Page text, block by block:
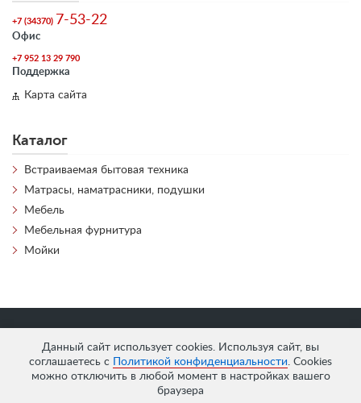
Данный сайт использует cookies. Используя сайт, вы
соглашаетесь с
Политикой конфиденциальности. Cookies
можно отключить в любой момент в настройках вашего
браузера
+7 (34370) 7-53-22
Офис
+7 952 13 29 790
Поддержка
Карта сайта
Каталог
Встраиваемая бытовая техника
Матрасы, наматрасники, подушки
Мебель
Мебельная фурнитура
Мойки